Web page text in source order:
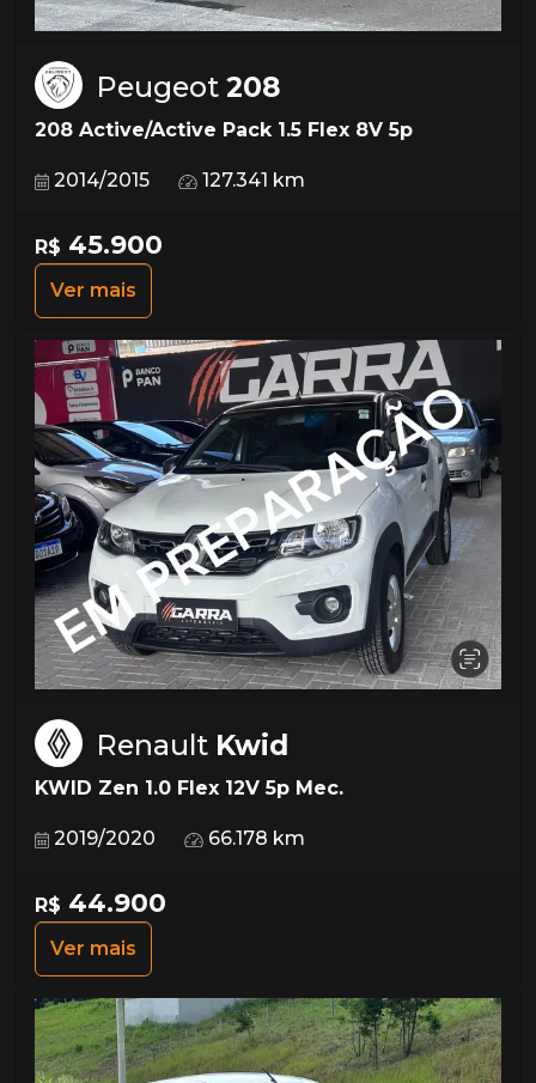
Peugeot 208
208 Active/Active Pack 1.5 Flex 8V 5p
2014/2015 127.341 km
R$ 45.900
Ver mais
Renault Kwid
KWID Zen 1.0 Flex 12V 5p Mec.
2019/2020 66.178 km
R$ 44.900
Ver mais